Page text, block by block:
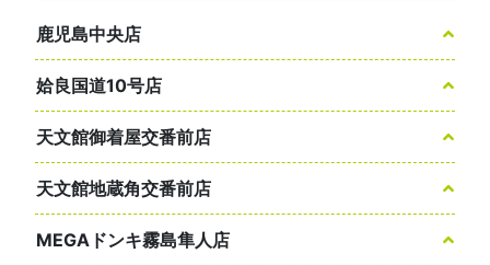
鹿児島中央店
姶良国道10号店
天文館御着屋交番前店
天文館地蔵角交番前店
MEGAドンキ霧島隼人店